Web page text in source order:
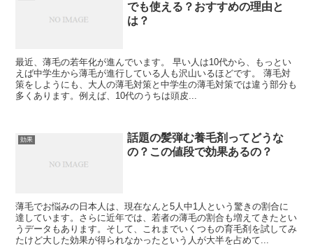
でも使える？おすすめの理由と
は？
最近、薄毛の若年化が進んでいます。 早い人は10代から、もっとい
えば中学生から薄毛が進行している人も沢山いるほどです。 薄毛対
策をしようにも、大人の薄毛対策と中学生の薄毛対策では違う部分も
多くあります。例えば、10代のうちは頭皮...
効果
話題の髪弾む養毛剤ってどうな
の？この値段で効果あるの？
薄毛でお悩みの日本人は、現在なんと5人中1人という驚きの割合に
達しています。さらに近年では、若者の薄毛の割合も増えてきたとい
うデータもあります。そして、これまでいくつもの育毛剤を試してみ
たけど大した効果が得られなかったという人が大半を占めて...